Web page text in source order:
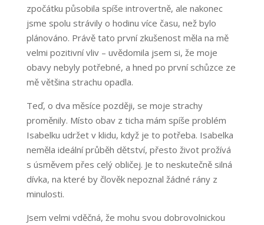
zpočátku působila spíše introvertně, ale nakonec
jsme spolu strávily o hodinu více času, než bylo
plánováno. Právě tato první zkušenost měla na mě
velmi pozitivní vliv – uvědomila jsem si, že moje
obavy nebyly potřebné, a hned po první schůzce ze
mě většina strachu opadla.
Teď, o dva měsíce později, se moje strachy
proměnily. Místo obav z ticha mám spíše problém
Isabelku udržet v klidu, když je to potřeba. Isabelka
neměla ideální průběh dětství, přesto život prožívá
s úsměvem přes celý obličej. Je to neskutečně silná
dívka, na které by člověk nepoznal žádné rány z
minulosti.
Jsem velmi vděčná, že mohu svou dobrovolnickou